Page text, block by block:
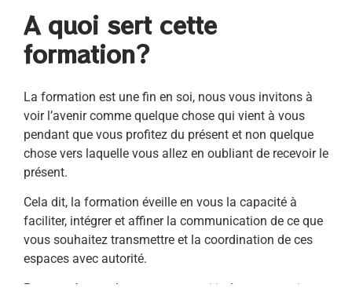
A quoi sert cette
formation?
La formation est une fin en soi, nous vous invitons à
voir l’avenir comme quelque chose qui vient à vous
pendant que vous profitez du présent et non quelque
chose vers laquelle vous allez en oubliant de recevoir le
présent.
Cela dit, la formation éveille en vous la capacité à
faciliter, intégrer et affiner la communication de ce que
vous souhaitez transmettre et la coordination de ces
espaces avec autorité.
Par conséquent, les personnes qui intègrent ce qui est